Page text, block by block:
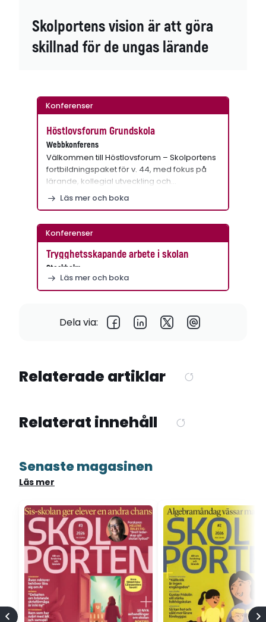
Skolportens vision är att göra
skillnad för de ungas lärande
Konferenser
Höstlovsforum Grundskola
Webbkonferens
Välkommen till Höstlovsforum – Skolportens
fortbildningspaket för v. 44, med fokus på
lärande, kollegial utveckling och…
Läs mer och boka
Konferenser
Trygghetsskapande arbete i skolan
Stockholm
Läs mer och boka
Dela via:
Relaterade artiklar
Relaterat innehåll
Senaste magasinen
Läs mer